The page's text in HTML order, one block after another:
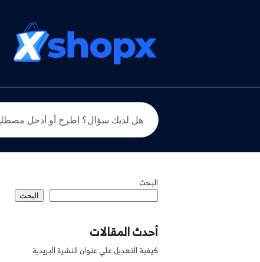
البحث
البحث
أحدث المقالات
كيفية التعديل علي عنوان النشرة البريدية